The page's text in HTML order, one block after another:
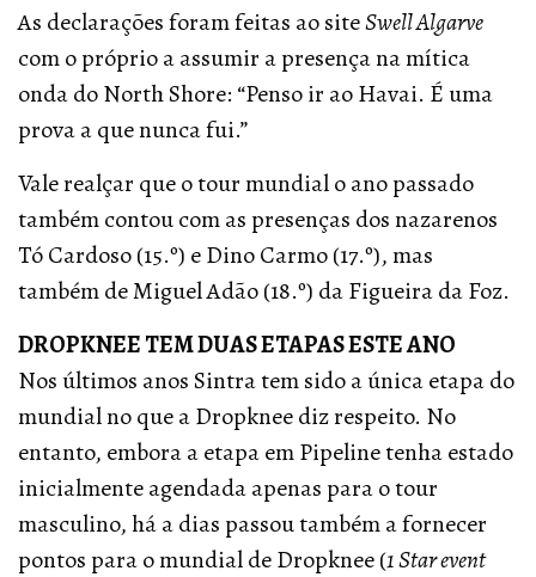
As declarações foram feitas ao siteSwell Algarve
com o próprio a assumir a presença na mítica
onda do North Shore: “Penso ir ao Havai. É uma
prova a que nunca fui.”
Vale realçar que o tour mundial o ano passado
também contou com as presenças dos nazarenos
Tó Cardoso (15.º) e Dino Carmo (17.º), mas
também de Miguel Adão (18.º) da Figueira da Foz.
DROPKNEE TEM DUAS ETAPAS ESTE ANO
Nos últimos anos Sintra tem sido a única etapa do
mundial no que a Dropknee diz respeito. No
entanto, embora a etapa em Pipeline tenha estado
inicialmente agendada apenas para o tour
masculino, há a dias passou também a fornecer
pontos para o mundial de Dropknee (1 Star event